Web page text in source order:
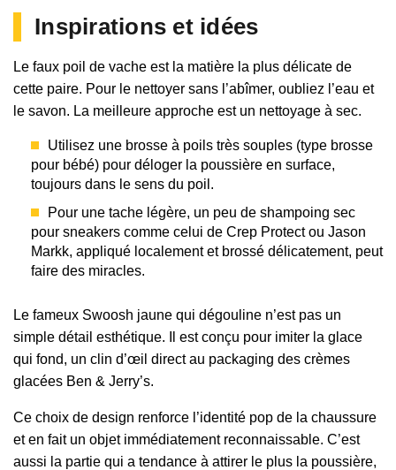
Inspirations et idées
Le faux poil de vache est la matière la plus délicate de
cette paire. Pour le nettoyer sans l’abîmer, oubliez l’eau et
le savon. La meilleure approche est un nettoyage à sec.
Utilisez une brosse à poils très souples (type brosse
pour bébé) pour déloger la poussière en surface,
toujours dans le sens du poil.
Pour une tache légère, un peu de shampoing sec
pour sneakers comme celui de Crep Protect ou Jason
Markk, appliqué localement et brossé délicatement, peut
faire des miracles.
Le fameux Swoosh jaune qui dégouline n’est pas un
simple détail esthétique. Il est conçu pour imiter la glace
qui fond, un clin d’œil direct au packaging des crèmes
glacées Ben & Jerry’s.
Ce choix de design renforce l’identité pop de la chaussure
et en fait un objet immédiatement reconnaissable. C’est
aussi la partie qui a tendance à attirer le plus la poussière,